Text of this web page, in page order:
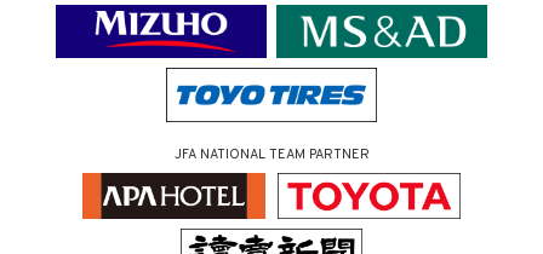
JFA NATIONAL TEAM PARTNER